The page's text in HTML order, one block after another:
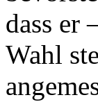
dass er
Wahl